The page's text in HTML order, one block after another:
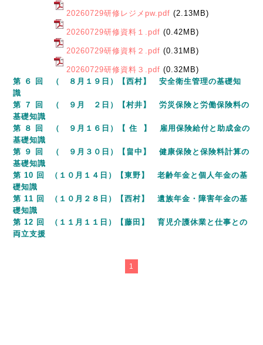
20260729研修レジメpw.pdf (2.13MB)
20260729研修資料１.pdf (0.42MB)
20260729研修資料２.pdf (0.31MB)
20260729研修資料３.pdf (0.32MB)
第 ６ 回 （ ８月１９日）【西村】 安全衛生管理の基礎知
識
第 ７ 回 （ ９月 ２日）【村井】 労災保険と労働保険料の
基礎知識
第 ８ 回 （ ９月１６日）【 住 】 雇用保険給付と助成金の
基礎知識
第 ９ 回 （ ９月３０日）【畠中】 健康保険と保険料計算の
基礎知識
第 10 回 （１０月１４日）【東野】 老齢年金と個人年金の基
礎知識
第 11 回 （１０月２８日）【西村】 遺族年金・障害年金の基
礎知識
第 12 回 （１１月１１日）【藤田】 育児介護休業と仕事との
両立支援
1